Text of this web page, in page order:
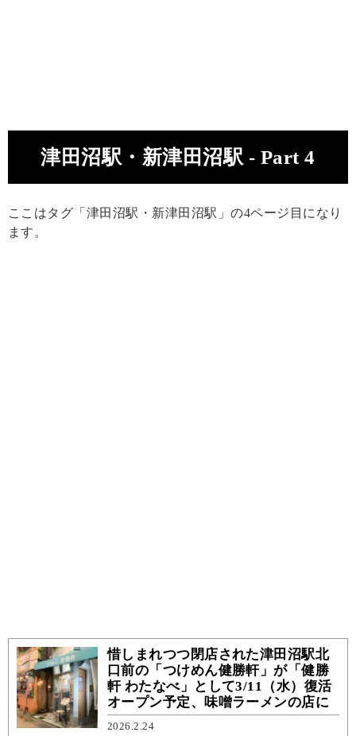
津田沼駅・新津田沼駅 - Part 4
ここはタグ「津田沼駅・新津田沼駅」の4ページ目になり
ます。
惜しまれつつ閉店された津田沼駅北
口前の「つけめん健勝軒」が「健勝
軒 わたなべ」として3/11（水）復活
オープン予定、味噌ラーメンの店に
2026.2.24